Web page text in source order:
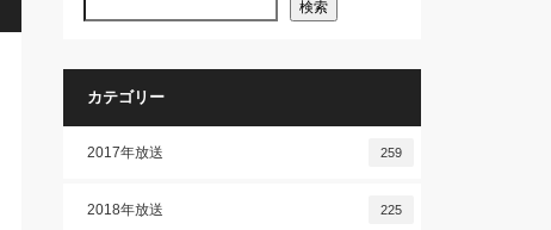
検索
カテゴリー
2017年放送 259
2018年放送 225